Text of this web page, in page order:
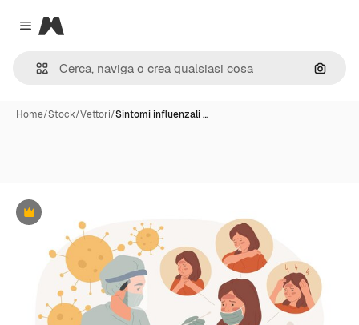
Close menu
Magnific
Cerca
Home/Stock/Vettori/Sintomi influenzali …
Premium